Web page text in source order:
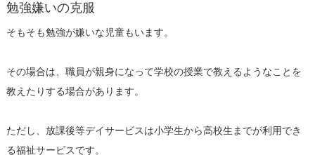
勉強嫌いの克服
そもそも勉強が嫌いな児童もいます。
その場合は、職員が親身になって学校の授業で教えるようなことを
教えたりする場合があります。
ただし、放課後等デイサービスは小学生から高校生までが利用でき
る福祉サービスです。